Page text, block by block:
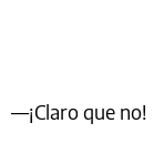
—¡Claro que no!